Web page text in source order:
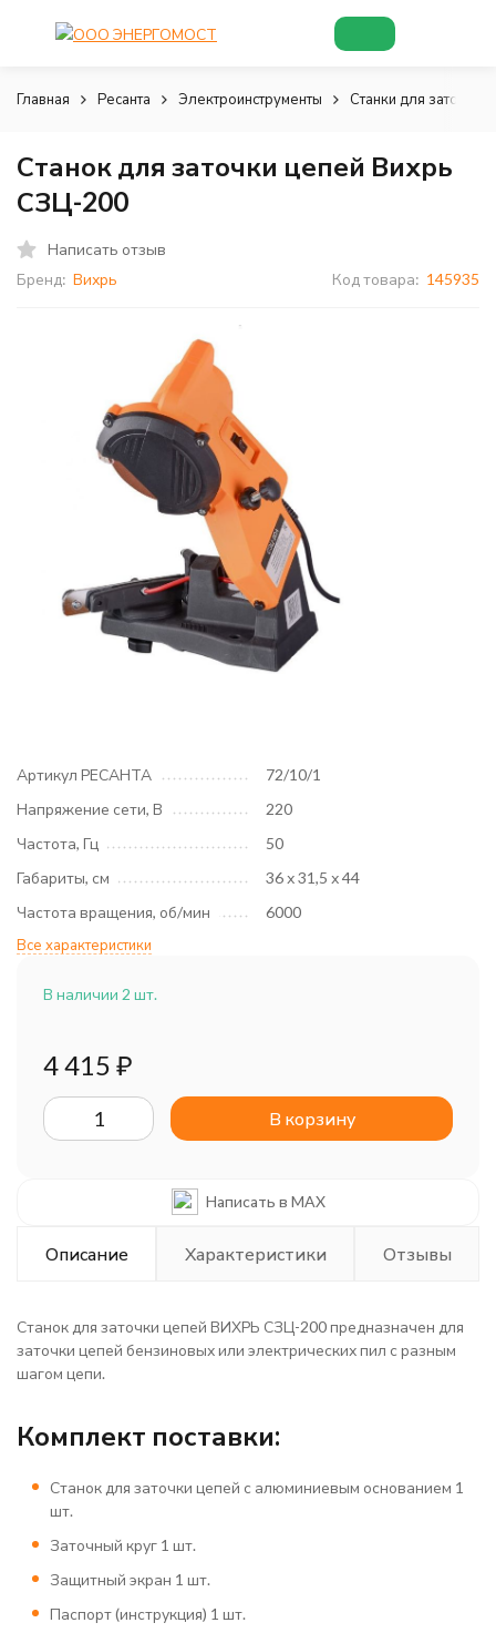
Главная Ресанта Электроинструменты Станки для заточки
Станок для заточки цепей Вихрь
СЗЦ-200
Написать отзыв
Бренд: Вихрь Код товара: 145935
Артикул РЕСАНТА
72/10/1
Напряжение сети, В
220
Частота, Гц
50
Габариты, см
36 х 31,5 х 44
Частота вращения, об/мин
6000
Все характеристики
В наличии 2 шт.
4 415 ₽
В корзину
Написать в MAX
Описание Характеристики Отзывы
Станок для заточки цепей ВИХРЬ СЗЦ-200 предназначен для
заточки цепей бензиновых или электрических пил с разным
шагом цепи.
Комплект поставки:
Станок для заточки цепей с алюминиевым основанием 1
шт.
Заточный круг 1 шт.
Защитный экран 1 шт.
Паспорт (инструкция) 1 шт.